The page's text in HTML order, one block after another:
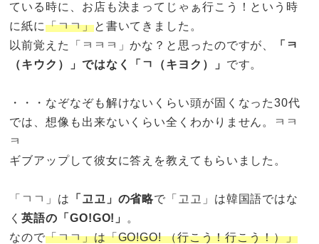
ている時に、お店も決まってじゃぁ行こう！という時
に紙に「ㄱㄱ」と書いてきました。
以前覚えた「ㅋㅋㅋ」かな？と思ったのですが、
「ㅋ
（キウク）」ではなく「ㄱ（キヨク）」 です。
・・・なぞなぞも解けないくらい頭が固くなった30代
では、想像も出来ないくらい全くわかりません。ㅋㅋ
ㅋ
ギブアップして彼女に答えを教えてもらいました。
「ㄱㄱ」は 「고고」の省略で「고고」は韓国語ではな
く英語の「GO!GO!」
。
なので「ㄱㄱ」は「GO!GO! （行こう！行こう！）」